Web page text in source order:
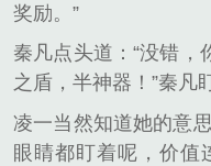
奖励。”
秦凡点头道：“没错，
之盾，半神器！”秦凡
凌一当然知道她的意
眼睛都盯着呢，价值